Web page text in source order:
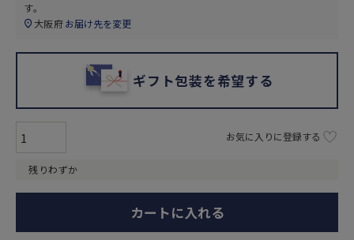
す。
大阪府お届け先を変更
ギフト包装を希望する
残りわずか
お気に入りに登録する
カートに入れる